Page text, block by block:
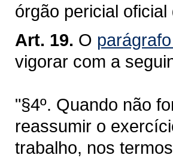
órgão pericial
Art. 19. O
vigorar com a
"§4º. Quando não
reassumir o
trabalho, nos